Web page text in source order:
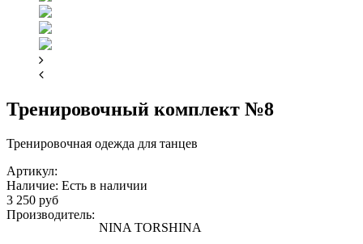
Тренировочный комплект №8
Тренировочная одежда для танцев
Артикул:
Наличие: Есть в наличии
3 250 руб
Производитель:
NINA TORSHINA